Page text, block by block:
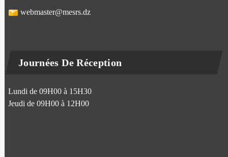
webmaster@mesrs.dz
Journées De Réception
Lundi de 09H00 à 15H30
Jeudi de 09H00 à 12H00